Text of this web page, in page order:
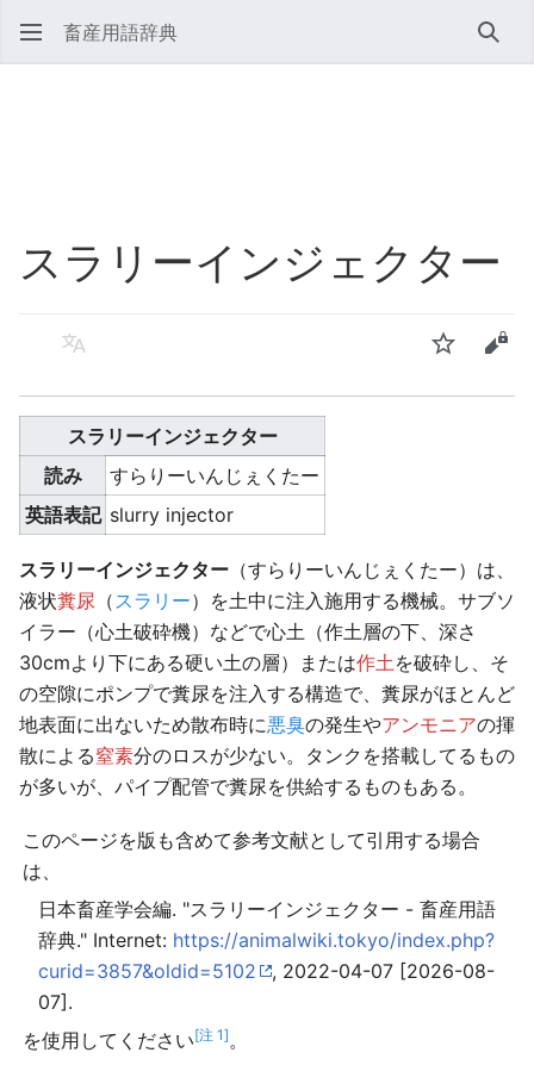
畜産用語辞典 検索
スラリーインジェクター
言語 ウォッチソ
スラリーインジェクター
読み
すらりーいんじぇくたー
英語表記 slurry injector
スラリーインジェクター （すらりーいんじぇくたー）は、
液状糞尿 （スラリー）を土中に注入施用する機械。サブソ
イラー（心土破砕機）などで心土（作土層の下、深さ
30cmより下にある硬い土の層）または作土を破砕し、そ
の空隙にポンプで糞尿を注入する構造で、糞尿がほとんど
地表面に出ないため散布時に悪臭の発生やアンモニアの揮
散による窒素分のロスが少ない。タンクを搭載してるもの
が多いが、パイプ配管で糞尿を供給するものもある。
このページを版も含めて参考文献として引用する場合
は、
日本畜産学会編. "スラリーインジェクター - 畜産用語
辞典." Internet: https://animalwiki.tokyo/index.php?
curid=3857&oldid=5102
, 2022-04-07 [2026-08-
07].
を使用してください[注 1]。